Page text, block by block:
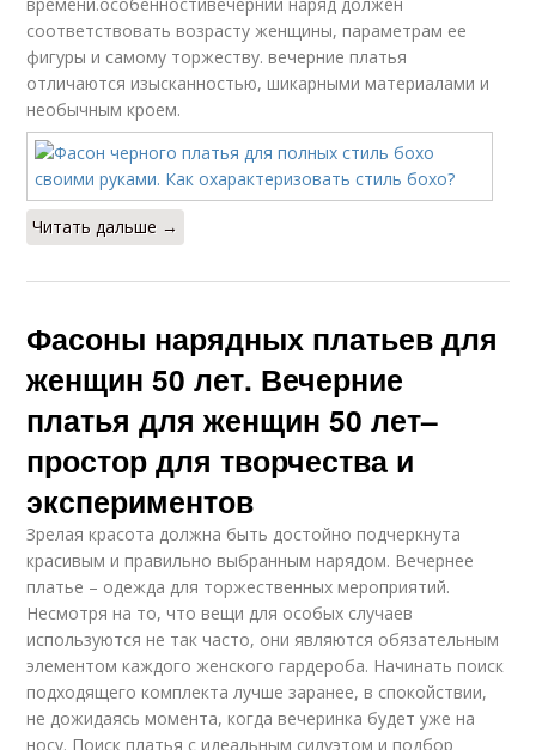
соответствовать возрасту женщины, параметрам ее
фигуры и самому торжеству. вечерние платья
отличаются изысканностью, шикарными материалами и
необычным кроем.
Читать дальше →
Фасоны нарядных платьев для
женщин 50 лет. Вечерние
платья для женщин 50 лет–
простор для творчества и
экспериментов
Зрелая красота должна быть достойно подчеркнута
красивым и правильно выбранным нарядом. Вечернее
платье – одежда для торжественных мероприятий.
Несмотря на то, что вещи для особых случаев
используются не так часто, они являются обязательным
элементом каждого женского гардероба. Начинать поиск
подходящего комплекта лучше заранее, в спокойствии,
не дожидаясь момента, когда вечеринка будет уже на
носу. Поиск платья с идеальным силуэтом и подбор